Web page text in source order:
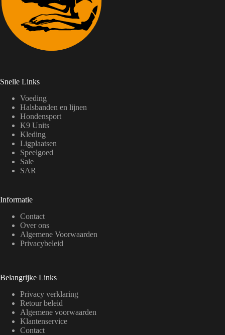
Snelle Links
Voeding
Halsbanden en lijnen
Hondensport
K9 Units
Kleding
Ligplaatsen
Speelgoed
Sale
SAR
Informatie
Contact
Over ons
Algemene Voorwaarden
Privacybeleid
Belangrijke Links
Privacy verklaring
Retour beleid
Algemene voorwaarden
Klantenservice
Contact